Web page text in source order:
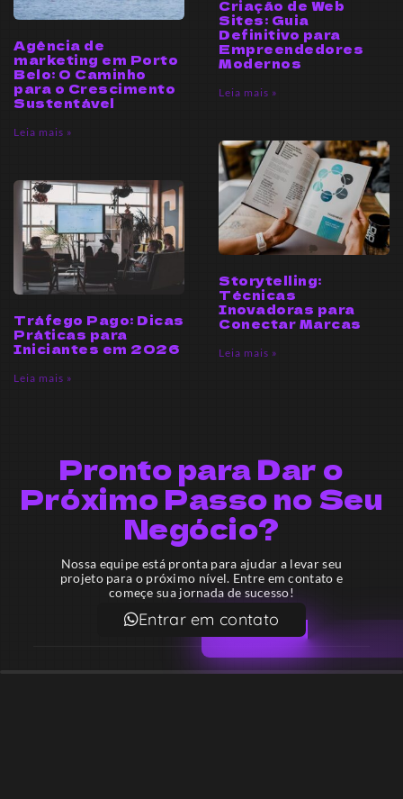
Agência de
marketing em Porto
Belo: O Caminho
para o Crescimento
Sustentável
Leia mais »
Criação de Web
Sites: Guia
Definitivo para
Empreendedores
Modernos
Leia mais »
Tráfego Pago: Dicas
Práticas para
Iniciantes em 2026
Leia mais »
Storytelling:
Técnicas
Inovadoras para
Conectar Marcas
Leia mais »
Pronto para Dar o
Próximo Passo no Seu
Negócio?
Nossa equipe está pronta para ajudar a levar seu
projeto para o próximo nível. Entre em contato e
começe sua jornada de sucesso!
Entrar em contato